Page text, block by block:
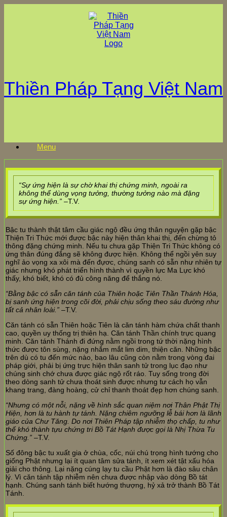
Thiền Pháp Tạng Việt Nam
Menu
“Sự ứng hiện là sự chờ khai thị chứng minh, ngoài ra
không thể dùng vọng tưởng, thường tưởng nào mà đặng
sự ứng hiện.” –T.V.
Bậc tu thành thật tâm cầu giác ngộ đều ứng thân nguyện gặp bậc
Thiện Tri Thức mới được bậc này hiện thân khai thị, đến chừng tỏ
thông đặng chứng minh. Nếu tu chưa gặp Thiện Tri Thức không có
ứng thân đúng đắng sẽ không được hiện. Không thể ngồi yên suy
nghĩ ảo vọng xa xôi mà đến đựơc, chúng sanh có sẵn như nhiên tự
giác nhưng khó phát triển hình thành vì quyền lực Ma Lực khó
thấy, khó biết, khó có đủ công năng để thắng nó.
“Bằng bậc có sẵn căn tánh của Thiên hoặc Tiên Thần Thánh Hóa,
bị sanh ứng hiện trong cõi đời, phải chịu sống theo sáu đường như
tất cả nhân loài.” –T.V.
Căn tánh có sẵn Thiên hoặc Tiên là căn tánh hàm chứa chất thanh
cao, quyền uy thống trị thiên hạ. Căn tánh Thần chính trực quang
minh. Căn tánh Thánh đi đứng nằm ngồi trong tứ thời nặng hình
thức được tôn sùng, nặng nhắm mắt lim dim, thiện căn. Những bậc
trên dù có tu đến mức nào, bao lâu cũng còn nằm trong vòng đai
pháp giới, phải bị ứng trực hiện thân sanh tử trong lục đạo như
chúng sinh chớ chưa được giác ngộ rốt ráo. Tuy sống trong đời
theo dòng sanh tử chưa thoát sinh được nhưng tư cách họ vẫn
khang trang, đàng hoàng, cử chỉ thanh thoát đẹp hơn chúng sanh.
“Nhưng có một nỗi, nặng về hình sắc quan niệm nơi Thân Phật Thị
Hiện, hơn là tu hành tự tánh. Nặng chiêm ngưỡng lễ bái hơn là lãnh
giáo của Chư Tăng. Do nơi Thiên Pháp tập nhiễm thọ chấp, tu như
thế khó thành tựu chứng tri Bồ Tát Hạnh được gọi là Nhị Thừa Tu
Chứng.” –T.V.
Số đông bậc tu xuất gia ở chùa, cốc, núi chú trọng hình tướng cho
giống Phật nhưng lại ít quan tâm sửa tánh, ít xem xét tật xấu hóa
giải cho thông. Lại nặng cúng lạy tu cầu Phật hơn là đào sâu chân
lý. Vì căn tánh tập nhiễm nên chưa được nhập vào dòng Bồ tát
hạnh. Chúng sanh tánh biết hướng thượng, hỷ xả trở thành Bồ Tát
Tánh.